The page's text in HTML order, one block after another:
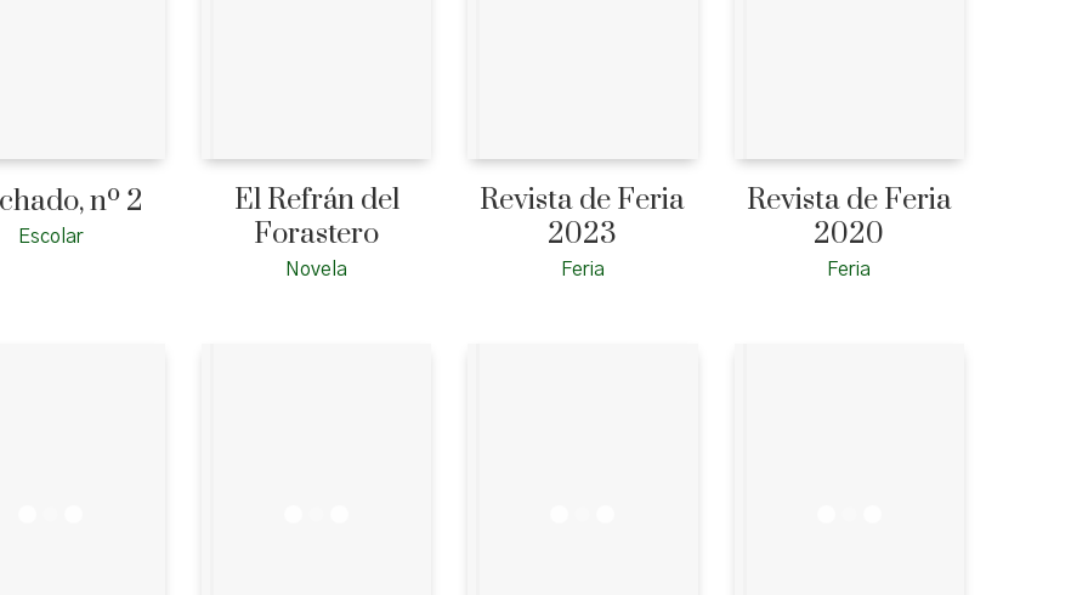
nº 2
Escolar
El Refrán del
Forastero
Novela
Revista de Feria
2023
Feria
Revista de Feria
2020
Feria